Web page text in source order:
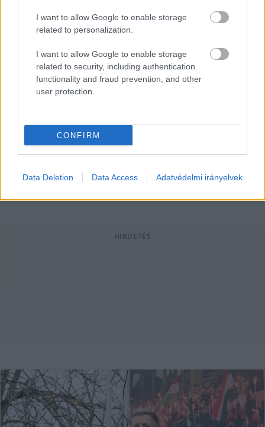
I want to allow Google to enable storage
related to personalization.
I want to allow Google to enable storage
related to security, including authentication
functionality and fraud prevention, and other
user protection.
CONFIRM
Data Deletion Data Access Adatvédelmi irányelvek
Matolcsy György szerint „számos
megalapozatlan vád érte”
és az MNB-nél végzett munkáját
a vita tárgya" - jelentette ki az MNB volt elnöke. A Telex
Matolcsy érveit egy-egy
Lapszemle 2026. 04. 22.
HIRDETÉS